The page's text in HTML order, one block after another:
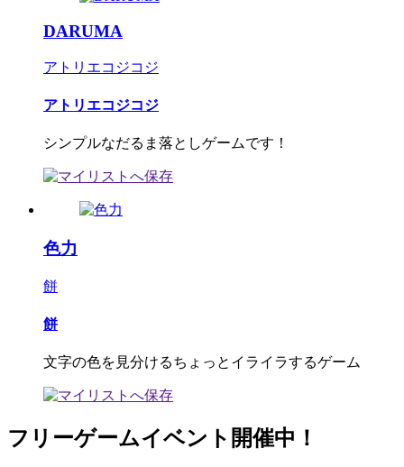
DARUMA
アトリエコジコジ
アトリエコジコジ
シンプルなだるま落としゲームです！
色力
餅
餅
文字の色を見分けるちょっとイライラするゲーム
フリーゲームイベント開催中！